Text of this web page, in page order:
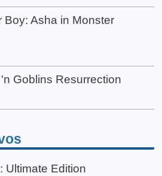
Boy: Asha in Monster
Goblins Resurrection
Ultimate Edition